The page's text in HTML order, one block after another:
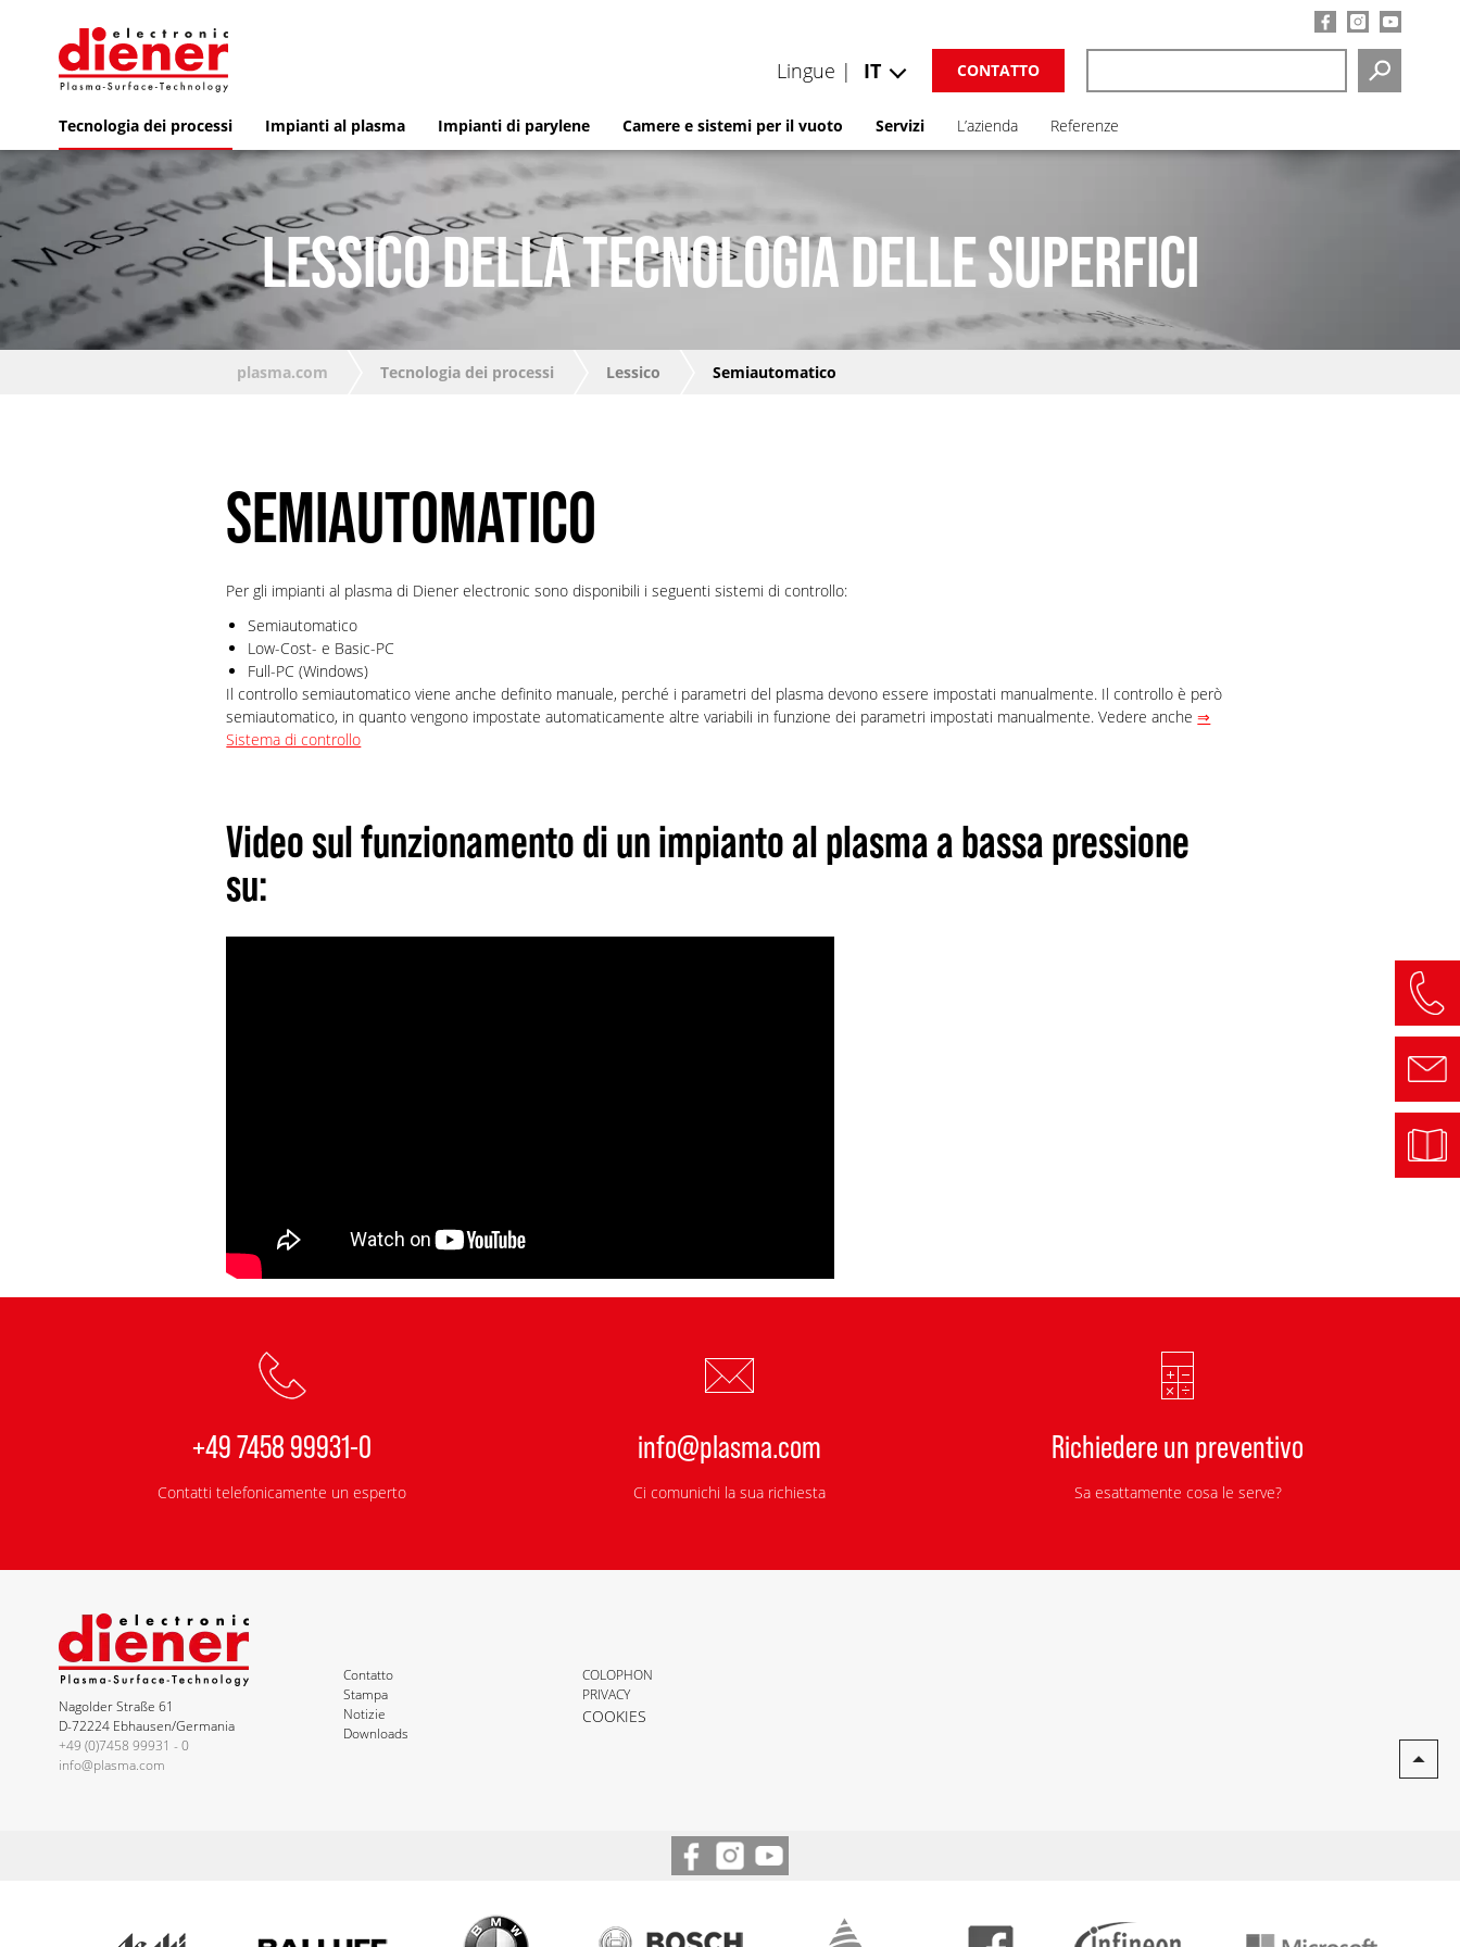
RICERCA
CONTATTO
Lingue | IT
Tecnologia dei processi Impianti al plasma Impianti di parylene Camere e sistemi per il vuoto Servizi L’azienda Referenze
LESSICO DELLA TECNOLOGIA DELLE SUPERFICI
plasma.com Tecnologia dei processi Lessico Semiautomatico
SEMIAUTOMATICO
Per gli impianti al plasma di Diener electronic sono disponibili i seguenti sistemi di controllo:
Semiautomatico
Low-Cost- e Basic-PC
Full-PC (Windows)
Il controllo semiautomatico viene anche definito manuale, perché i parametri del plasma devono essere impostati manualmente. Il controllo è però
semiautomatico, in quanto vengono impostate automaticamente altre variabili in funzione dei parametri impostati manualmente. Vedere anche⇒
Sistema di controllo
Video sul funzionamento di un impianto al plasma a bassa pressione
su:
+49 7458 99931-0
Contatti telefonicamente un esperto
info@plasma.com
Ci comunichi la sua richiesta
Richiedere un preventivo
Sa esattamente cosa le serve?
Nagolder Straße 61
D-72224 Ebhausen/Germania
+49 (0)7458 99931 - 0
info@plasma.com
Contatto
Stampa
Notizie
Downloads
COLOPHON
PRIVACY
COOKIES